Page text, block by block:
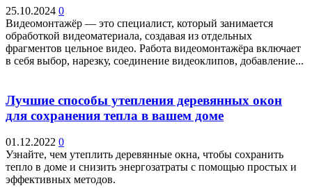
25.10.2024 0
Видеомонтажёр — это специалист, который занимается
обработкой видеоматериала, создавая из отдельных
фрагментов цельное видео. Работа видеомонтажёра включает
в себя выбор, нарезку, соединение видеоклипов, добавление...
Лучшие способы утепления деревянных окон
для сохранения тепла в вашем доме
01.12.2022 0
Узнайте, чем утеплить деревянные окна, чтобы сохранить
тепло в доме и снизить энергозатраты с помощью простых и
эффективных методов.